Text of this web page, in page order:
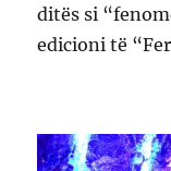
ditës si
edicioni të